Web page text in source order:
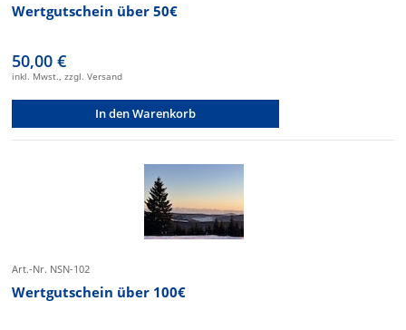
Wertgutschein über 50€
50,00 €
inkl. Mwst., zzgl. Versand
In den Warenkorb
Art.-Nr. NSN-102
Wertgutschein über 100€